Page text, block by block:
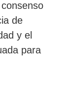
de
y el
para